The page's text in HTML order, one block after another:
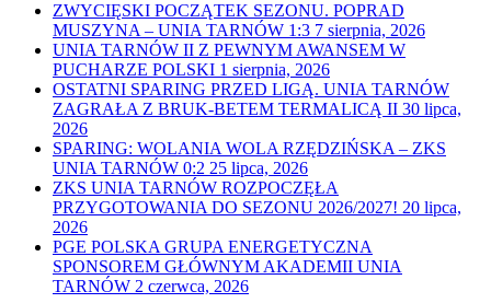
ZWYCIĘSKI POCZĄTEK SEZONU. POPRAD
MUSZYNA – UNIA TARNÓW 1:3 7 sierpnia, 2026
UNIA TARNÓW II Z PEWNYM AWANSEM W
PUCHARZE POLSKI 1 sierpnia, 2026
OSTATNI SPARING PRZED LIGĄ. UNIA TARNÓW
ZAGRAŁA Z BRUK-BETEM TERMALICĄ II 30 lipca,
2026
SPARING: WOLANIA WOLA RZĘDZIŃSKA – ZKS
UNIA TARNÓW 0:2 25 lipca, 2026
ZKS UNIA TARNÓW ROZPOCZĘŁA
PRZYGOTOWANIA DO SEZONU 2026/2027! 20 lipca,
2026
PGE POLSKA GRUPA ENERGETYCZNA
SPONSOREM GŁÓWNYM AKADEMII UNIA
TARNÓW 2 czerwca, 2026